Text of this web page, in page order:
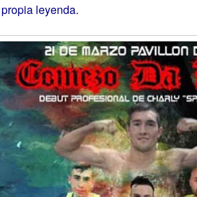
leyenda.